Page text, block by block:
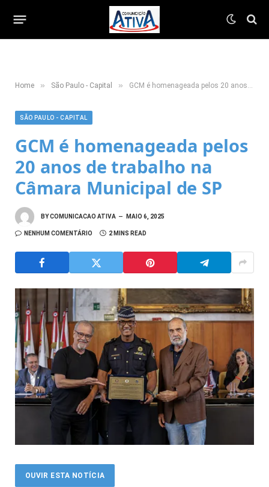
Home » São Paulo - Capital » GCM é homenageada pelos 20 anos de trabalho na Câmara Municipal de SP
SÃO PAULO - CAPITAL
GCM é homenageada pelos
20 anos de trabalho na
Câmara Municipal de SP
BYCOMUNICACAO ATIVA MAIO 6, 2025
NENHUM COMENTÁRIO 2 MINS READ
OUVIR ESTA NOTÍCIA